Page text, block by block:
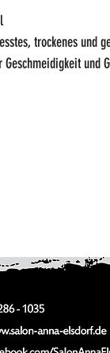
trockenes und
und